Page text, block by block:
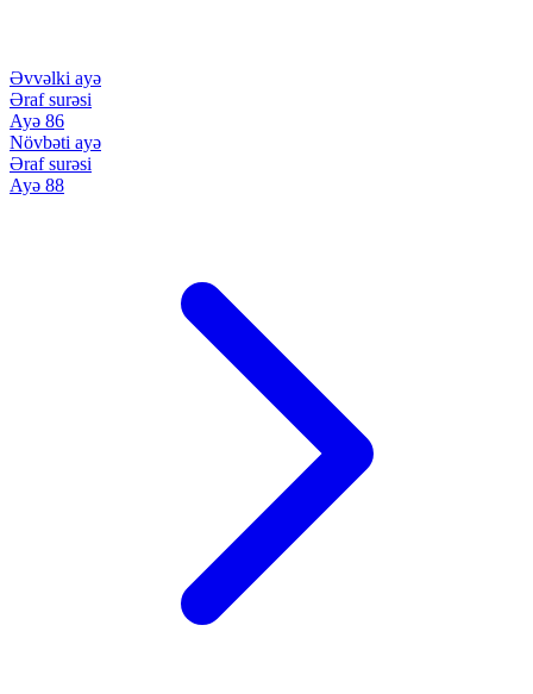
Əvvəlki ayə
Əraf surəsi
Ayə 86
Növbəti ayə
Əraf surəsi
Ayə 88